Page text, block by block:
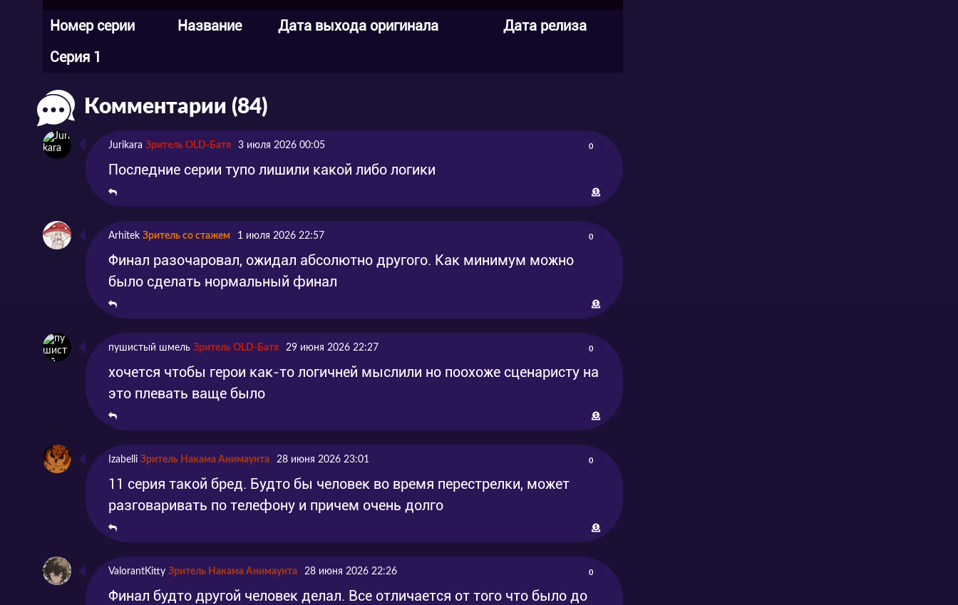
Номер серии Название Дата выхода оригинала
Дата релиза
Серия 1
Комментарии (84)
Jurikara Зритель OLD-Батя 3 июля 2026 00:05 0
Последние серии тупо лишили какой либо логики
Arhitek Зритель со стажем 1 июля 2026 22:57 0
Финал разочаровал, ожидал абсолютно другого. Как минимум можно
было сделать нормальный финал
пушистый шмель Зритель OLD-Батя 29 июня 2026 22:27 0
хочется чтобы герои как-то логичней мыслили но поохоже сценаристу на
это плевать ваще было
Izabelli Зритель Накама Анимаунта 28 июня 2026 23:01 0
11 серия такой бред. Будто бы человек во время перестрелки, может
разговаривать по телефону и причем очень долго
ValorantKitty Зритель Накама Анимаунта 28 июня 2026 22:26 0
Финал будто другой человек делал. Все отличается от того что было до